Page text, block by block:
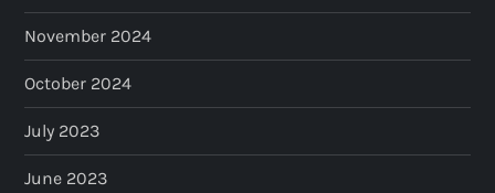
November 2024
October 2024
July 2023
June 2023